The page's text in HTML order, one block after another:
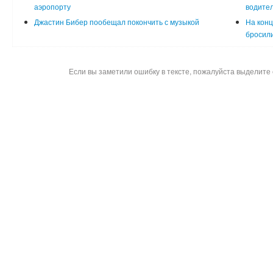
аэропорту
Джастин Бибер пообещал покончить с музыкой
На
Если вы заметили ошибку в тексте, пожалуйста